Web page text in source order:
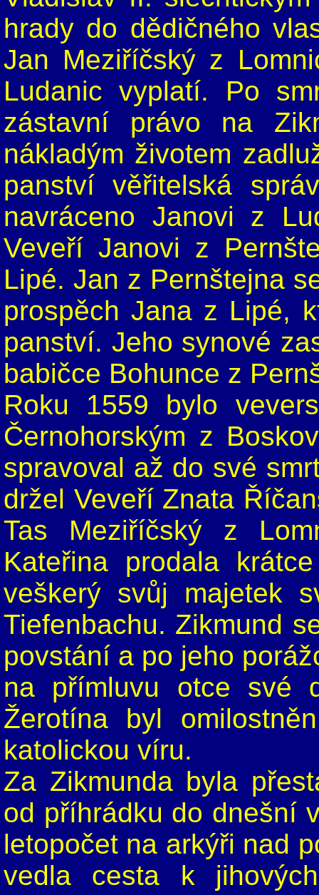
hrady do dědičného
Jan Meziříčský z
Ludanic vyplatí. Po
zástavní právo na
nákladým životem
panství věřitelská
navráceno Janovi z
Veveří Janovi z
Lipé. Jan z Pernštejna
prospěch Jana z Lipé,
panství. Jeho synové
babičce Bohunce z
Roku 1559 bylo
Černohorským z
spravoval až do své
držel Veveří Znata
Tas Meziříčský z
Kateřina prodala
veškerý svůj majetek
Tiefenbachu. Zikmund
povstání a po jeho
na přímluvu otce své
Žerotína byl
katolickou víru.
Za Zikmunda byla
od příhrádku do dnešní
letopočet na arkýři nad
vedla cesta k